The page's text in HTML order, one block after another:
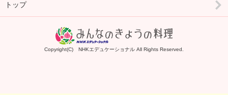
トップ
Copyright(C) NHKエデュケーショナル All Rights Reserved.